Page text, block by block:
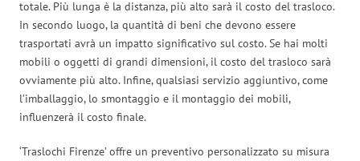
totale. Più lunga è la distanza, più alto sarà il costo del trasloco.
In secondo luogo, la quantità di beni che devono essere
trasportati avrà un impatto significativo sul costo. Se hai molti
mobili o oggetti di grandi dimensioni, il costo del trasloco sarà
ovviamente più alto. Infine, qualsiasi servizio aggiuntivo, come
l’imballaggio, lo smontaggio e il montaggio dei mobili,
influenzerà il costo finale.
‘Traslochi Firenze’ offre un preventivo personalizzato su misura